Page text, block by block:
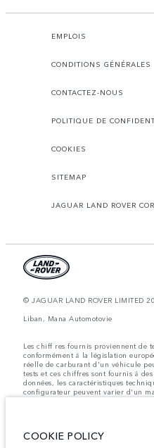
EMPLOIS
CONDITIONS GÉNÉRALES
CONTACTEZ-NOUS
POLITIQUE DE
COOKIES
SITEMAP
JAGUAR LAND ROVER
© JAGUAR LAND ROVER LIMITED
Liban, Mana Automotovie
Les chiff res fournis proviennent de
conformément å la législation
réelle de carburant d'un véhicule
tests et ces chiffres sont fournis å
données, les caractéristiques
configurateur peuvent varier d'un
Les accessoires et autres éléments
COOKIE POLICY